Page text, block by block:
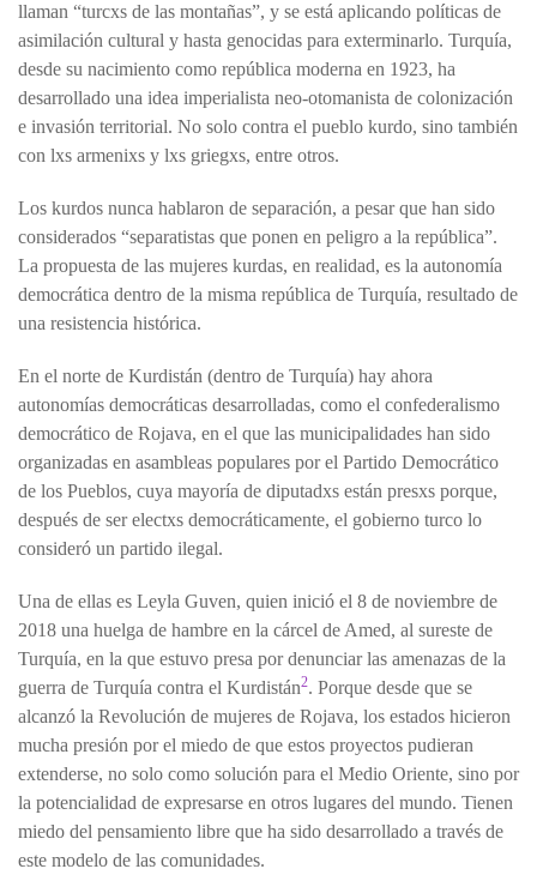
llaman “turcxs de las montañas”, y se está aplicando políticas de
asimilación cultural y hasta genocidas para exterminarlo. Turquía,
desde su nacimiento como república moderna en 1923, ha
desarrollado una idea imperialista neo-otomanista de colonización
e invasión territorial. No solo contra el pueblo kurdo, sino también
con lxs armenixs y lxs griegxs, entre otros.
Los kurdos nunca hablaron de separación, a pesar que han sido
considerados “separatistas que ponen en peligro a la república”.
La propuesta de las mujeres kurdas, en realidad, es la autonomía
democrática dentro de la misma república de Turquía, resultado de
una resistencia histórica.
En el norte de Kurdistán (dentro de Turquía) hay ahora
autonomías democráticas desarrolladas, como el confederalismo
democrático de Rojava, en el que las municipalidades han sido
organizadas en asambleas populares por el Partido Democrático
de los Pueblos, cuya mayoría de diputadxs están presxs porque,
después de ser electxs democráticamente, el gobierno turco lo
consideró un partido ilegal.
Una de ellas es Leyla Guven, quien inició el 8 de noviembre de
2018 una huelga de hambre en la cárcel de Amed, al sureste de
Turquía, en la que estuvo presa por denunciar las amenazas de la
guerra de Turquía contra el Kurdistán2. Porque desde que se
alcanzó la Revolución de mujeres de Rojava, los estados hicieron
mucha presión por el miedo de que estos proyectos pudieran
extenderse, no solo como solución para el Medio Oriente, sino por
la potencialidad de expresarse en otros lugares del mundo. Tienen
miedo del pensamiento libre que ha sido desarrollado a través de
este modelo de las comunidades.